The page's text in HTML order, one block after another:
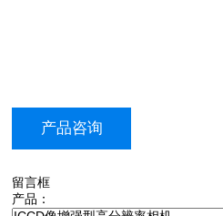
产品咨询
留言框
产品：